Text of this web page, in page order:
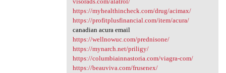
https://myhealthincheck.com/drug/acimax/
https://profitplusfinancial.com/item/acura/
canadian acura email
https://wellnowuc.com/prednisone/
https://mynarch.net/priligy/
https://columbiainnastoria.com/viagra-com/
https://beauviva.com/frusenex/